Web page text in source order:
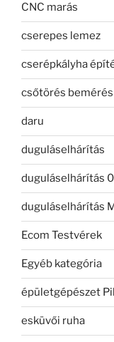
CNC marás
cserepes lemez
cserépkályha
csőtörés bemérés
daru
duguláselhárítás
duguláselhárítás
duguláselhárítás
Ecom Testvérek
Egyéb kategória
épületgépészet
esküvői ruha